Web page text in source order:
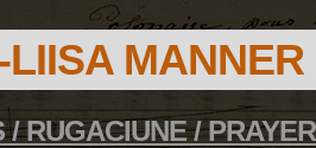
LIISA MANNER
/ RUGACIUNE / PRAYER